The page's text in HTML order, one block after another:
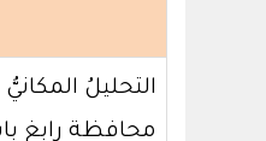
التحليلُ
محافظة رابغ